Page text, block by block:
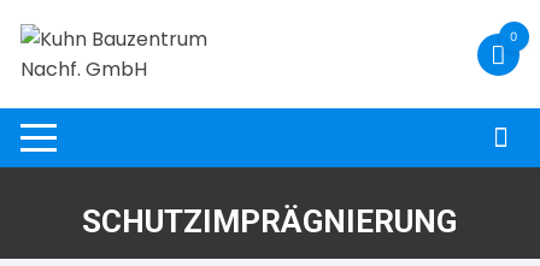
Inhalt
springen
0
SCHUTZIMPRÄGNIERUNG